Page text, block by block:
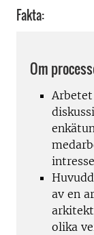
Fakta:
Om
av en
olika